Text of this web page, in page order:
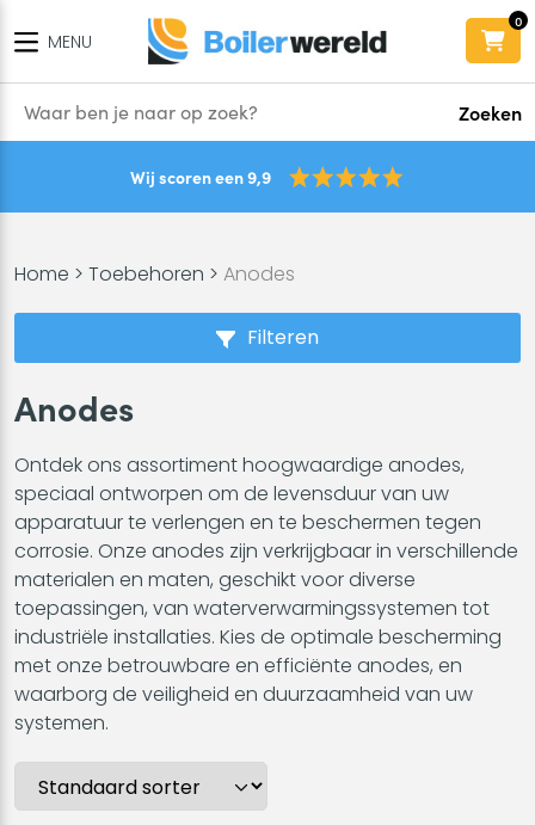
MENU
0
Zoeken
Wij scoren een 9,9
Home > Toebehoren > Anodes
Filteren
Anodes
Ontdek ons assortiment hoogwaardige anodes,
speciaal ontworpen om de levensduur van uw
apparatuur te verlengen en te beschermen tegen
corrosie. Onze anodes zijn verkrijgbaar in verschillende
materialen en maten, geschikt voor diverse
toepassingen, van waterverwarmingssystemen tot
industriële installaties. Kies de optimale bescherming
met onze betrouwbare en efficiënte anodes, en
waarborg de veiligheid en duurzaamheid van uw
systemen.